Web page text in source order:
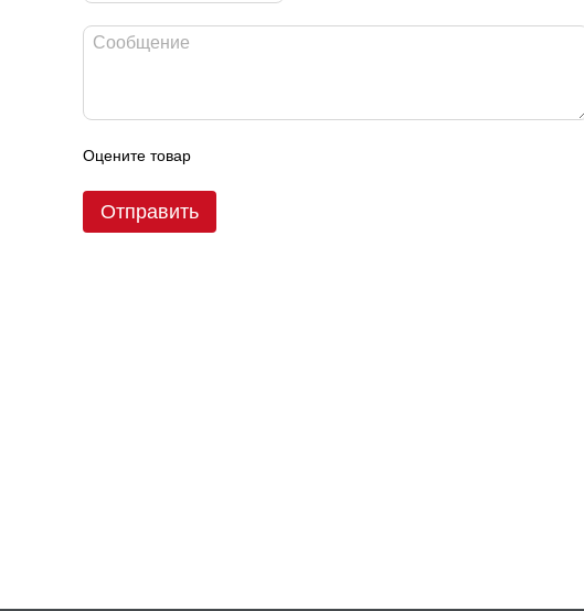
Оцените товар
Отправить